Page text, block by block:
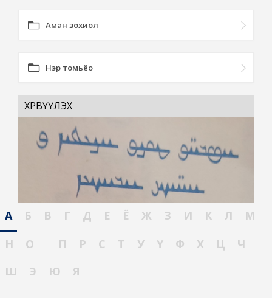
Аман зохиол
Нэр томьёо
ХӨРВҮҮЛЭХ
А Б В Г Д Е Ё Ж З И К Л
М
Н
О П Р С Т У Ү Ф Х Ц
Ч
Ш
Э Ю Я